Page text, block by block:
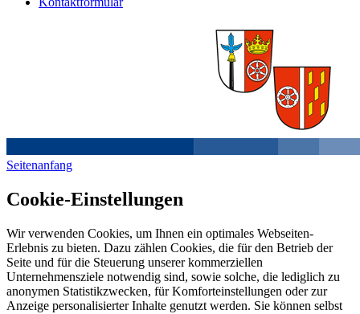
Seitenanfang
Cookie-Einstellungen
Wir verwenden Cookies, um Ihnen ein optimales Webseiten-
Erlebnis zu bieten. Dazu zählen Cookies, die für den Betrieb der
Seite und für die Steuerung unserer kommerziellen
Unternehmensziele notwendig sind, sowie solche, die lediglich zu
anonymen Statistikzwecken, für Komforteinstellungen oder zur
Anzeige personalisierter Inhalte genutzt werden. Sie können selbst